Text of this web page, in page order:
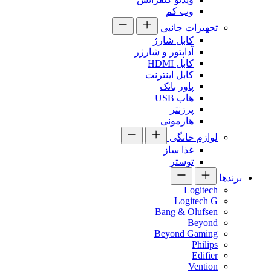
وب کم
تجهیزات جانبی
کابل شارژ
آداپتور و شارژر
کابل HDMI
کابل اینترنت
پاور بانک
هاب USB
پرزنتر
هارمونی
لوازم خانگی
غذا ساز
توستر
برندها
Logitech
Logitech G
Bang & Olufsen
Beyond
Beyond Gaming
Philips
Edifier
Vention